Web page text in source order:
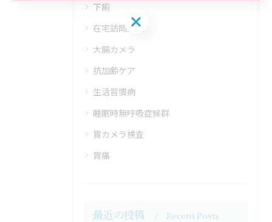
下痢
在宅訪問診療
大腸カメラ
抗加齢ケア
生活習慣病
睡眠時無呼吸症候群
胃カメラ検査
胃痛
最近の投稿 Recent Posts